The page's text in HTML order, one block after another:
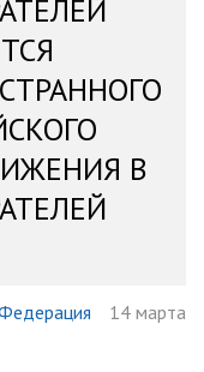
В
14 марта